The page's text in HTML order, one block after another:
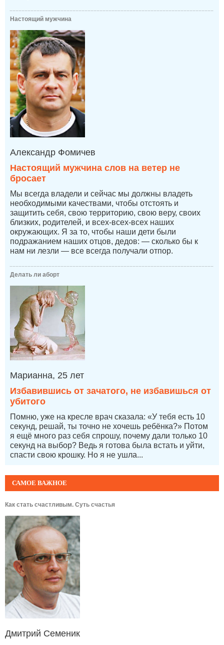
САМОЕ ВАЖНОЕ
Как стать счастливым. Суть счастья
Дмитрий Семеник
Настоящий мужчина
Александр Фомичев
Настоящий мужчина слов на ветер не
бросает
Мы всегда владели и сейчас мы должны владеть
необходимыми качествами, чтобы отстоять и
защитить себя, свою территорию, свою веру, своих
близких, родителей, и всех-всех-всех наших
окружающих. Я за то, чтобы наши дети были
подражанием наших отцов, дедов: — сколько бы к
нам ни лезли — все всегда получали отпор.
Делать ли аборт
Марианна, 25 лет
Избавившись от зачатого, не избавишься от
убитого
Помню, уже на кресле врач сказала: «У тебя есть 10
секунд, решай, ты точно не хочешь ребёнка?» Потом
я ещё много раз себя спрошу, почему дали только 10
секунд на выбор? Ведь я готова была встать и уйти,
спасти свою крошку. Но я не ушла...